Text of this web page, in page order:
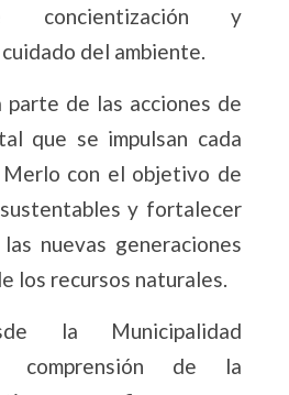
concientización y
del ambiente.
de las acciones de
que se impulsan cada
con el objetivo de
y fortalecer
nuevas generaciones
los recursos naturales.
la Municipalidad
comprensión de la